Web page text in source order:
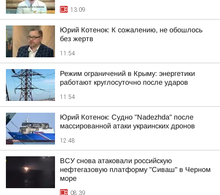
13:09
Юрий Котенок: К сожалению, не обошлось
без жертв
11:54
Режим ограничений в Крыму: энергетики
работают круглосуточно после ударов
11:54
Юрий Котенок: Судно "Nadezhda" после
массированной атаки украинских дронов
12:48
ВСУ снова атаковали российскую
нефтегазовую платформу "Сиваш" в Черном
море
08:39